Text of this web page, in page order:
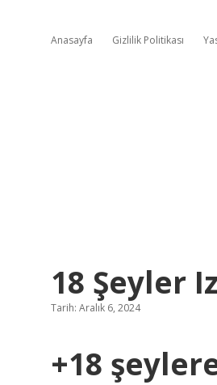
Anasayfa Gizlilik Politikası
18 Şeyler
Tarih: Aralık 6, 2024
+18